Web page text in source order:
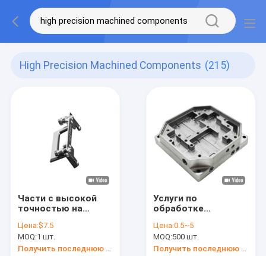
High Precision Machined Components (215)
Части с высокой
точностью на
Компоненты 100-
800 мм Ширина
Цена:$7.5
MOQ:1 шт.
Услуги по
обработке
деталей с ЧПУ
Цена:0.5~5
MOQ:500 шт.